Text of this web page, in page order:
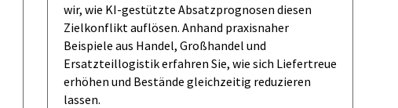
wir, wie KI-gestützte Absatzprognosen diesen
Zielkonflikt auflösen. Anhand praxisnaher
Beispiele aus Handel, Großhandel und
Ersatzteillogistik erfahren Sie, wie sich Liefertreue
erhöhen und Bestände gleichzeitig reduzieren
lassen.